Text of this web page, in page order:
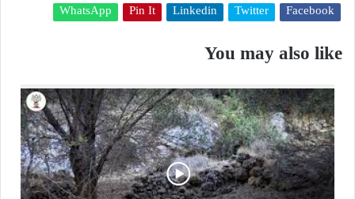
Facebook
Twitter
Linkedin
Pin It
WhatsApp
You may also like